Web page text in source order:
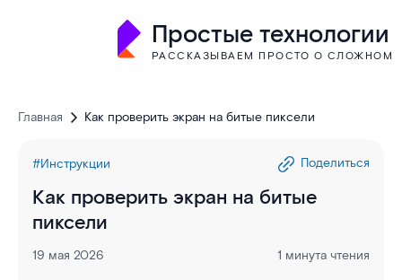
Простые технологии
РАССКАЗЫВАЕМ ПРОСТО О СЛОЖНОМ
Главная Как проверить экран на битые пиксели
#Инструкции Поделиться
Как проверить экран на битые
пиксели
19 мая 2026 1 минута чтения